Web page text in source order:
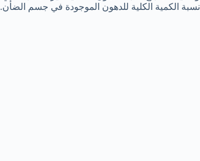
نسبة الكمية الكلية للدهون الموجودة في جسم الضأن.